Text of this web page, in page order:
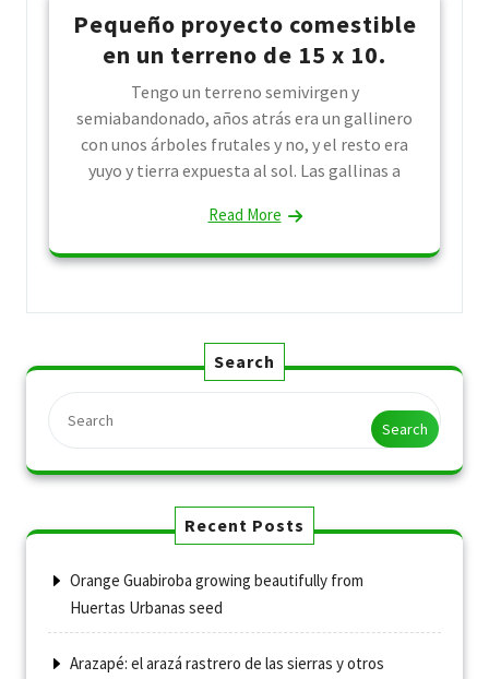
Pequeño proyecto comestible
en un terreno de 15 x 10.
Tengo un terreno semivirgen y
semiabandonado, años atrás era un gallinero
con unos árboles frutales y no, y el resto era
yuyo y tierra expuesta al sol. Las gallinas a
Read More
Search
Search
Recent Posts
Orange Guabiroba growing beautifully from
Huertas Urbanas seed
Arazapé: el arazá rastrero de las sierras y otros